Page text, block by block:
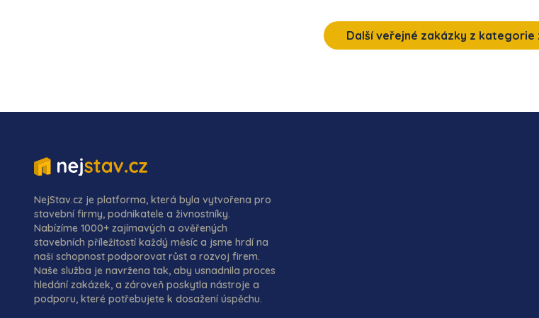
Další veřejné zakázky z kategorie
NejStav.cz je platforma, která byla vytvořena pro
stavební firmy, podnikatele a živnostníky.
Nabízíme 1000+ zajímavých a ověřených
stavebních příležitostí každý měsíc a jsme hrdí na
naši schopnost podporovat růst a rozvoj firem.
Naše služba je navržena tak, aby usnadnila proces
hledání zakázek, a zároveň poskytla nástroje a
podporu, které potřebujete k dosažení úspěchu.